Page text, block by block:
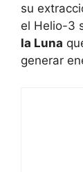
su
el Helio-3
la Luna
generar